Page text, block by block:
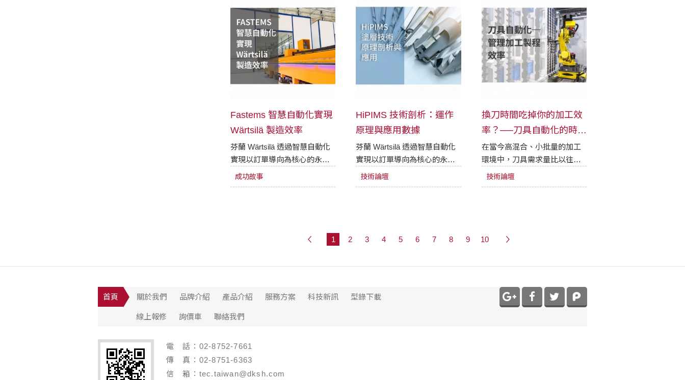
製造需求。
差內打造無瑕表面。一機解決
加工痛點，大幅提升您的生產
效益！
Fastems 智慧自動化實現
Wärtsilä 製造效率
芬蘭 Wärtsilä 透過智慧自動化
實現以訂單導向為核心的永續
製造。在其 Vaasa 的永續技術
中心（STH），結合 Fastems
出貨的全自動生產流程，大幅
成功故事
HiPIMS 技術剖析：運作
原理與應用數據
芬蘭 Wärtsilä 透過智慧自動化
實現以訂單導向為核心的永續
製造。在其 Vaasa 的永續技術
中心（STH），結合 Fastems
出貨的全自動生產流程，大幅
技術論壇
換刀時間吃掉你的加工效
率？──刀具自動化的時代
來了
在當今高混合、小批量的加工
環境中，刀具需求量比以往更
高。刀具管理往往成為整個製
程的瓶頸，不僅推高成本，也
技術論壇
1 2 3 4 5 6 7 8 9 10
首頁 關於我們 品牌介紹 產品介紹 服務方案 科技新訊 型錄下載
線上報修 詢價車 聯絡我們
電 話：02-8752-7661
傳 真：02-8751-6363
信 箱：tec.taiwan@dksh.com